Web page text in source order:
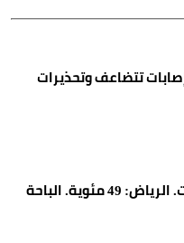
تتضاعف وتحذيرات
مكة: رياح في 4 محافظات. الرياض: 49 مئوية. الباحة